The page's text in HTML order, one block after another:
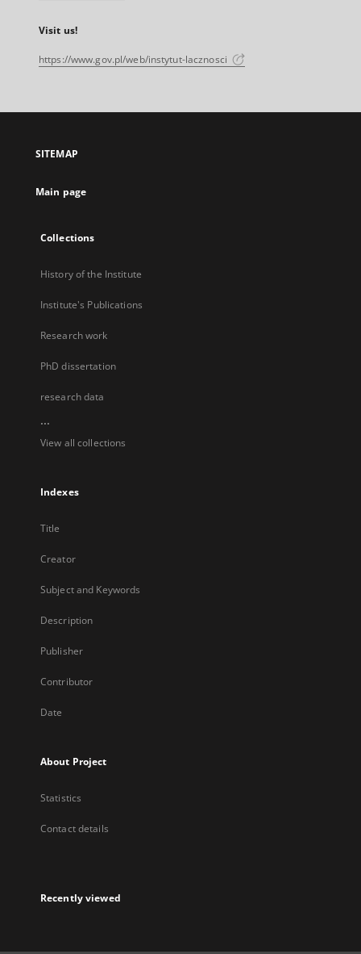
Visit us!
https://www.gov.pl/web/instytut-lacznosci
SITEMAP
Main page
Collections
History of the Institute
Institute's Publications
Research work
PhD dissertation
research data
...
View all collections
Indexes
Title
Creator
Subject and Keywords
Description
Publisher
Contributor
Date
About Project
Statistics
Contact details
Recently viewed